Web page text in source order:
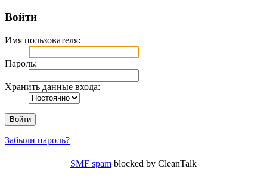
Войти
Имя пользователя:
Пароль:
Хранить данные входа:
Забыли пароль?
SMF spam blocked by CleanTalk